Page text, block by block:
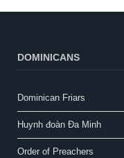
DOMINICANS
Dominican Friars
Huynh đoàn Đa Minh
Order of Preachers